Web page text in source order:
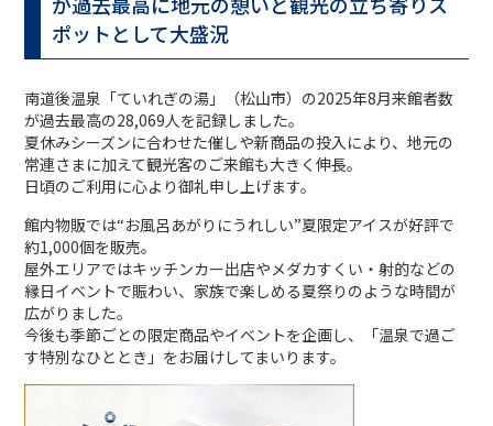
ポットとして大盛況
南道後温泉「ていれぎの湯」（松山市）の2025年8月来館者数
が過去最高の28,069人を記録しました。
夏休みシーズンに合わせた催しや新商品の投入により、地元の
常連さまに加えて観光客のご来館も大きく伸長。
日頃のご利用に心より御礼申し上げます。
館内物販では“お風呂あがりにうれしい”夏限定アイスが好評で
約1,000個を販売。
屋外エリアではキッチンカー出店やメダカすくい・射的などの
縁日イベントで賑わい、家族で楽しめる夏祭りのような時間が
広がりました。
今後も季節ごとの限定商品やイベントを企画し、「温泉で過ご
す特別なひととき」をお届けしてまいります。